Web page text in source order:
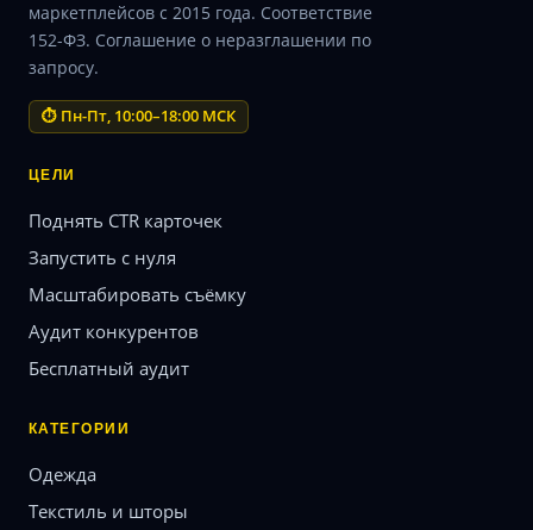
маркетплейсов с 2015 года. Соответствие
152-ФЗ. Соглашение о неразглашении по
запросу.
⏱ Пн-Пт, 10:00–18:00 МСК
ЦЕЛИ
Поднять CTR карточек
Запустить с нуля
Масштабировать съёмку
Аудит конкурентов
Бесплатный аудит
КАТЕГОРИИ
Одежда
Текстиль и шторы